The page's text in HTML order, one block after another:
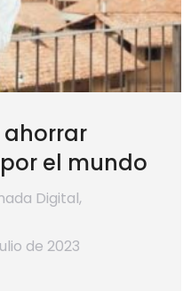
ahorrar
el mundo
Digital,
de 2023